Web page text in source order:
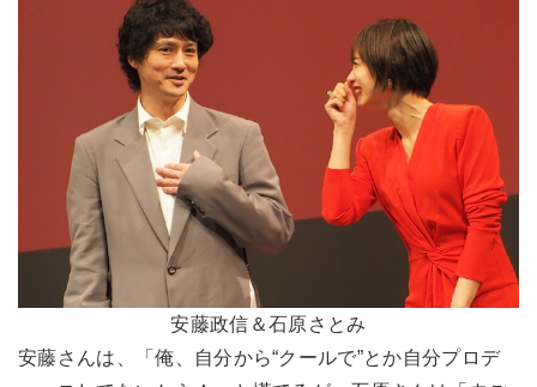
安藤政信＆石原さとみ
安藤さんは、「俺、自分から“クールで”とか自分プロデ